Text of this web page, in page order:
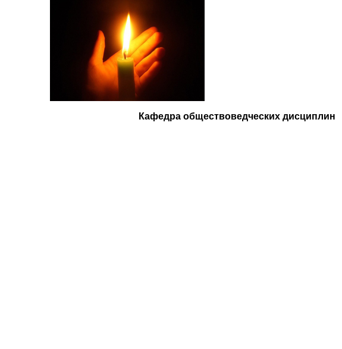
Кафедра обществоведческих дисциплин